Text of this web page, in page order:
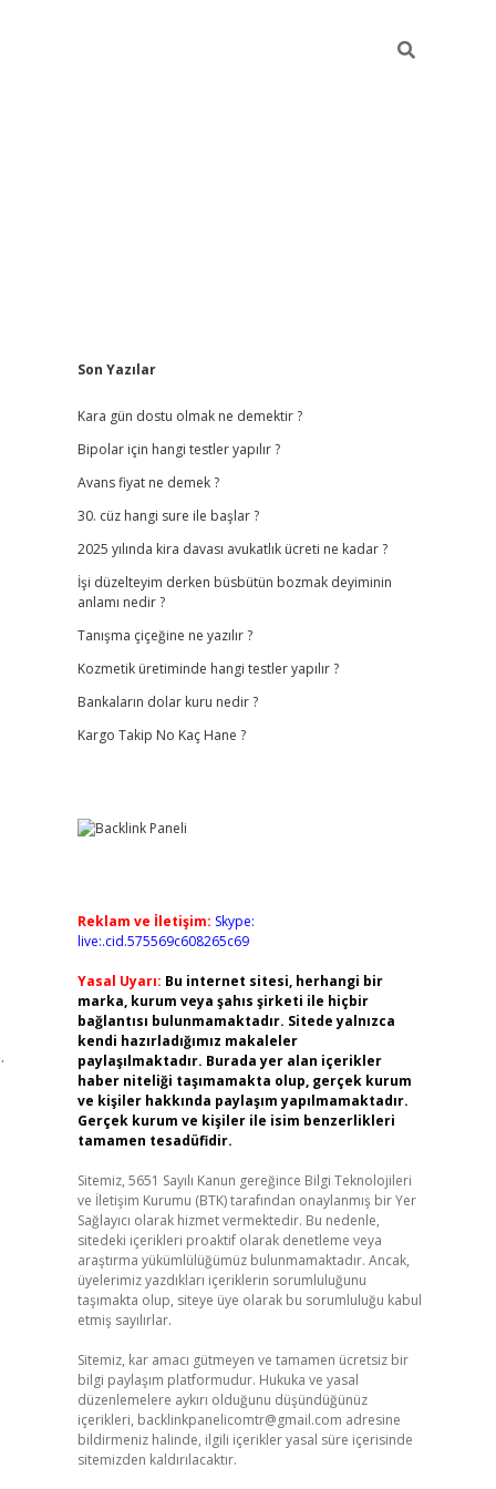
Sidebar
Son Yazılar
Kara gün dostu olmak ne demektir ?
Bipolar için hangi testler yapılır ?
Avans fiyat ne demek ?
30. cüz hangi sure ile başlar ?
2025 yılında kira davası avukatlık ücreti ne kadar ?
İşi düzelteyim derken büsbütün bozmak deyiminin
anlamı nedir ?
Tanışma çiçeğine ne yazılır ?
Kozmetik üretiminde hangi testler yapılır ?
Bankaların dolar kuru nedir ?
Kargo Takip No Kaç Hane ?
Reklam ve İletişim: Skype:
live:.cid.575569c608265c69
Yasal Uyarı: Bu internet sitesi, herhangi bir
marka, kurum veya şahıs şirketi ile hiçbir
bağlantısı bulunmamaktadır. Sitede yalnızca
kendi hazırladığımız makaleler
paylaşılmaktadır. Burada yer alan içerikler
haber niteliği taşımamakta olup, gerçek kurum
ve kişiler hakkında paylaşım yapılmamaktadır.
Gerçek kurum ve kişiler ile isim benzerlikleri
tamamen tesadüfidir.
Sitemiz, 5651 Sayılı Kanun gereğince Bilgi Teknolojileri
ve İletişim Kurumu (BTK) tarafından onaylanmış bir Yer
Sağlayıcı olarak hizmet vermektedir. Bu nedenle,
sitedeki içerikleri proaktif olarak denetleme veya
araştırma yükümlülüğümüz bulunmamaktadır. Ancak,
üyelerimiz yazdıkları içeriklerin sorumluluğunu
taşımakta olup, siteye üye olarak bu sorumluluğu kabul
etmiş sayılırlar.
Sitemiz, kar amacı gütmeyen ve tamamen ücretsiz bir
bilgi paylaşım platformudur. Hukuka ve yasal
düzenlemelere aykırı olduğunu düşündüğünüz
içerikleri, backlinkpanelicomtr@gmail.com adresine
bildirmeniz halinde, ilgili içerikler yasal süre içerisinde
sitemizden kaldırılacaktır.